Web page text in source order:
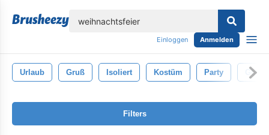
Einloggen Anmelden
Urlaub Gruß Isoliert Kostüm Party Glas
Filters